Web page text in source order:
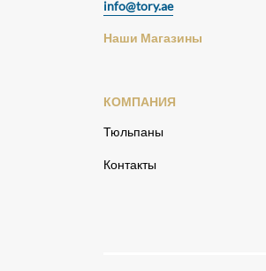
info@tory.ae
Наши Магазины
КОМПАНИЯ
Тюльпаны
Контакты